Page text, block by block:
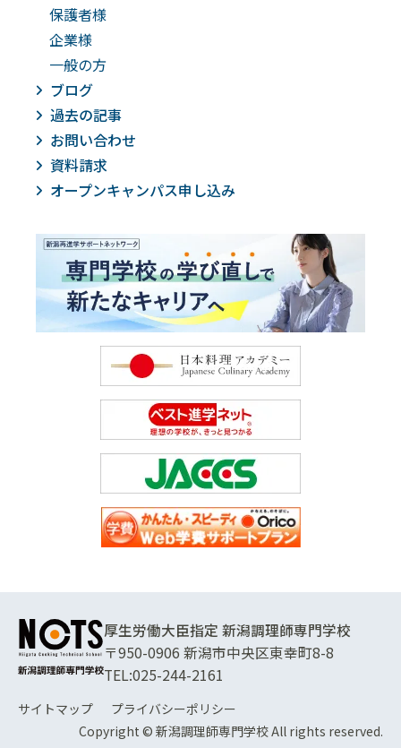
保護者様
企業様
一般の方
ブログ
過去の記事
お問い合わせ
資料請求
オープンキャンパス申し込み
厚生労働大臣指定 新潟調理師専門学校
〒950-0906 新潟市中央区東幸町8-8
TEL:025-244-2161
サイトマップ
プライバシーポリシー
Copyright © 新潟調理師専門学校 All rights reserved.